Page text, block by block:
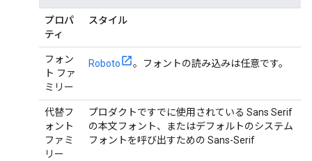
プロパ
ティ
スタイル
フォン
ト ファ
ミリー
Roboto 。フォントの読み込みは任意です。
代替フ
ォント
ファミ
リー
プロダクトですでに使用されている Sans Serif
の本文フォント、またはデフォルトのシステム
フォントを呼び出すための Sans-Serif